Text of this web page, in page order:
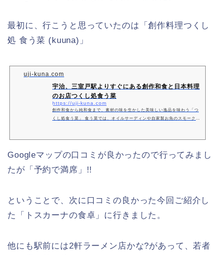
最初に、行こうと思っていたのは「創作料理つくし
処 食う菜 (kuuna)」
uji-kuna.com
宇治、三室戸駅よりすぐにある創作和食と日本料理
のお店つくし処食う菜
https://uji-kuna.com
創作和食から純和食まで、素材の味を生かした美味しい逸品を味わう「つ
くし処食う菜」 食う菜では、オイルサーディンや自家製お魚のスモーク
Googleマップの口コミが良かったので行ってみまし
たが「予約で満席」!!
ということで、次に口コミの良かった今回ご紹介し
た「トスカーナの食卓」に行きました。
他にも駅前には2軒ラーメン店かな?があって、若者